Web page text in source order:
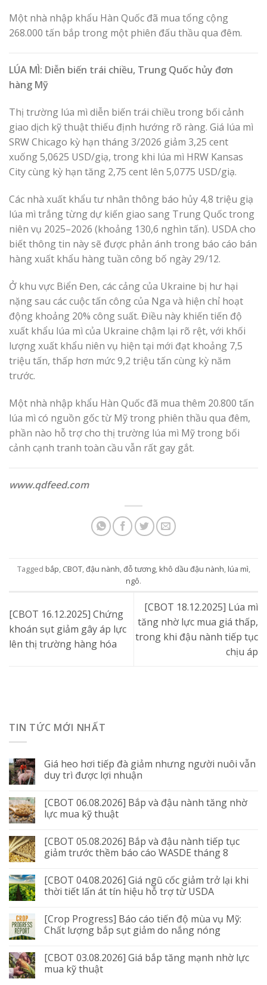
Một nhà nhập khẩu Hàn Quốc đã mua tổng cộng
268.000 tấn bắp trong một phiên đấu thầu qua đêm.
LÚA MÌ: Diễn biến trái chiều, Trung Quốc hủy đơn
hàng Mỹ
Thị trường lúa mì diễn biến trái chiều trong bối cảnh
giao dịch kỹ thuật thiếu định hướng rõ ràng. Giá lúa mì
SRW Chicago kỳ hạn tháng 3/2026 giảm 3,25 cent
xuống 5,0625 USD/giạ, trong khi lúa mì HRW Kansas
City cùng kỳ hạn tăng 2,75 cent lên 5,0775 USD/giạ.
Các nhà xuất khẩu tư nhân thông báo hủy 4,8 triệu giạ
lúa mì trắng từng dự kiến giao sang Trung Quốc trong
niên vụ 2025–2026 (khoảng 130,6 nghìn tấn). USDA cho
biết thông tin này sẽ được phản ánh trong báo cáo bán
hàng xuất khẩu hàng tuần công bố ngày 29/12.
Ở khu vực Biển Đen, các cảng của Ukraine bị hư hại
nặng sau các cuộc tấn công của Nga và hiện chỉ hoạt
động khoảng 20% công suất. Điều này khiến tiến độ
xuất khẩu lúa mì của Ukraine chậm lại rõ rệt, với khối
lượng xuất khẩu niên vụ hiện tại mới đạt khoảng 7,5
triệu tấn, thấp hơn mức 9,2 triệu tấn cùng kỳ năm
trước.
Một nhà nhập khẩu Hàn Quốc đã mua thêm 20.800 tấn
lúa mì có nguồn gốc từ Mỹ trong phiên thầu qua đêm,
phần nào hỗ trợ cho thị trường lúa mì Mỹ trong bối
cảnh cạnh tranh toàn cầu vẫn rất gay gắt.
www.qdfeed.com
Tagged bắp, CBOT,đậu nành,đỗ tương, khô dầu đậu nành, lúa mì,
ngô.
[CBOT 16.12.2025] Chứng
khoán sụt giảm gây áp lực
lên thị trường hàng hóa
[CBOT 18.12.2025] Lúa mì
tăng nhờ lực mua giá thấp,
trong khi đậu nành tiếp tục
chịu áp
TIN TỨC MỚI NHẤT
Giá heo hơi tiếp đà giảm nhưng người nuôi vẫn
duy trì được lợi nhuận
[CBOT 06.08.2026] Bắp và đậu nành tăng nhờ
lực mua kỹ thuật
[CBOT 05.08.2026] Bắp và đậu nành tiếp tục
giảm trước thềm báo cáo WASDE tháng 8
[CBOT 04.08.2026] Giá ngũ cốc giảm trở lại khi
thời tiết lấn át tín hiệu hỗ trợ từ USDA
[Crop Progress] Báo cáo tiến độ mùa vụ Mỹ:
Chất lượng bắp sụt giảm do nắng nóng
[CBOT 03.08.2026] Giá bắp tăng mạnh nhờ lực
mua kỹ thuật